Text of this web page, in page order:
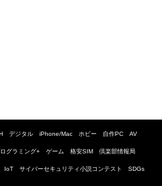
デジタル iPhone/Mac ホビー 自作PC AV
グラミング+ ゲーム 格安SIM 倶楽部情報局
IoT サイバーセキュリティ小説コンテスト SDGs